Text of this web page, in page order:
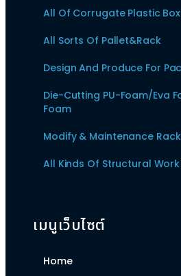
All Of Corrugate Plastic Box
All Sorts Of Pallet&Rack
Design And Produce For
Die-Cutting PU-Foam/Eva
Foam
Modify & Maintenance Rack
All Kinds Of Structural Work
เมนูเว็บไซต์
Home